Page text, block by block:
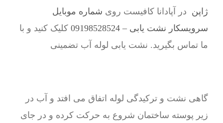
ژاپن در آپادانا کافیست روی شماره موبایل
سرویسکار نشت یابی – 09198528524
کلیک کنید و با
ما تماس بگیرید. نشت یابی لوله آب تضمینی
گاهی نشت و ترکیدگی لوله اتفاق می افتد و آب در
زیر پوسته ساختمان شروع به حرکت کرده و در جای